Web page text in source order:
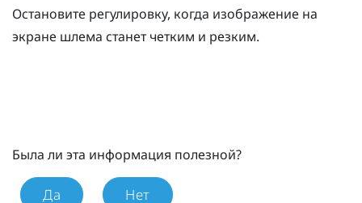
Остановите регулировку, когда изображение на
экране шлема станет четким и резким.
Была ли эта информация полезной?
Да Нет